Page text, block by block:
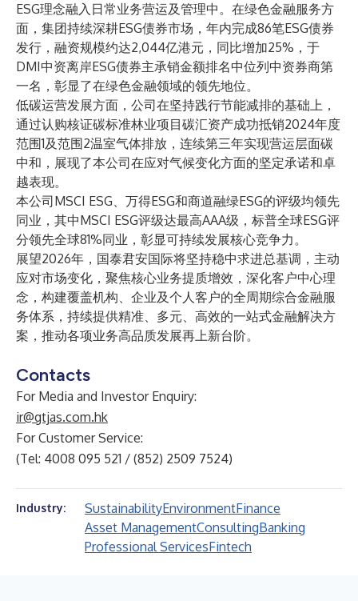
ESG理念融入日常业务营运及管理中。在绿色金融服务方
面，集团持续深耕ESG债券市场，年内完成86笔ESG债券
发行，融资规模约达2,044亿港元，同比增加25%，于
DMI中资离岸ESG债券主承销金额排名中位列中资券商第
一名，彰显了在绿色金融领域的领先地位。
低碳运营发展方面，公司在坚持践行节能减排的基础上，
通过认购核证碳标准林业项目碳汇资产成功抵销2024年度
范围1及范围2温室气体排放，连续第三年实现营运层面碳
中和，展现了本公司在应对气候变化方面的坚定承诺和卓
越表现。
本公司MSCI ESG、万得ESG和商道融绿ESG的评级均领先
同业，其中MSCI ESG评级达最高AAA级，标普全球ESG评
分领先全球81%同业，彰显可持续发展核心竞争力。
展望2026年，国泰君安国际将坚持稳中求进总基调，主动
应对市场变化，聚焦核心业务提质增效，深化客户中心理
念，构建覆盖机构、企业及个人客户的全周期综合金融服
务体系，持续提供精准、多元、高效的一站式金融解决方
案，推动各项业务高品质发展再上新台阶。
Contacts
For Media and Investor Enquiry:
ir@gtjas.com.hk
For Customer Service:
(Tel: 4008 095 521 / (852) 2509 7524)
Industry: SustainabilityEnvironmentFinance
Asset ManagementConsultingBanking
Professional ServicesFintech